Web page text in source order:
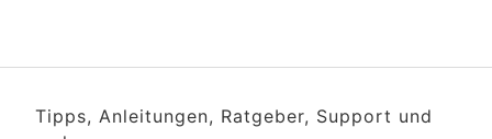
Tipps, Anleitungen, Ratgeber, Support und